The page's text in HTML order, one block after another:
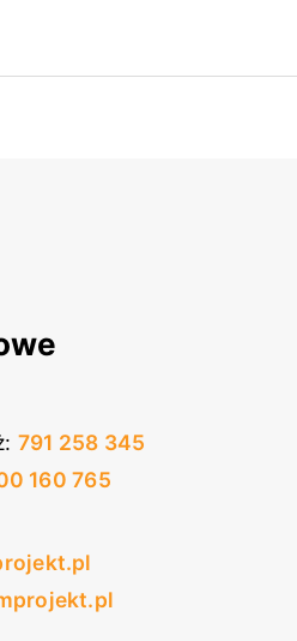
: 791 258 345
160 765